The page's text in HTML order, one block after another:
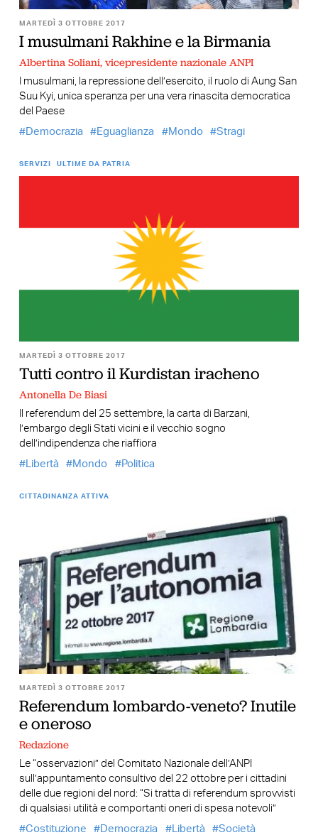
MARTEDÌ 3 OTTOBRE 2017
I musulmani Rakhine e la Birmania
Albertina Soliani, vicepresidente nazionale ANPI
I musulmani, la repressione dell’esercito, il ruolo di Aung San
Suu Kyi, unica speranza per una vera rinascita democratica
del Paese
Democrazia
Eguaglianza Mondo Stragi
SERVIZI ULTIME DA PATRIA
MARTEDÌ 3 OTTOBRE 2017
Tutti contro il Kurdistan iracheno
Antonella De Biasi
Il referendum del 25 settembre, la carta di Barzani,
l’embargo degli Stati vicini e il vecchio sogno
dell’indipendenza che riaffiora
Libertà
Mondo Politica
CITTADINANZA ATTIVA
MARTEDÌ 3 OTTOBRE 2017
Referendum lombardo-veneto? Inutile
e oneroso
Redazione
Le “osservazioni” del Comitato Nazionale dell’ANPI
sull’appuntamento consultivo del 22 ottobre per i cittadini
delle due regioni del nord: “Si tratta di referendum sprovvisti
di qualsiasi utilità e comportanti oneri di spesa notevoli”
Costituzione
Democrazia Libertà Società